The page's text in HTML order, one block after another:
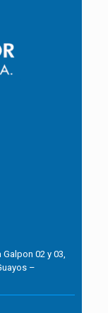
Galpon 02 y 03,
–